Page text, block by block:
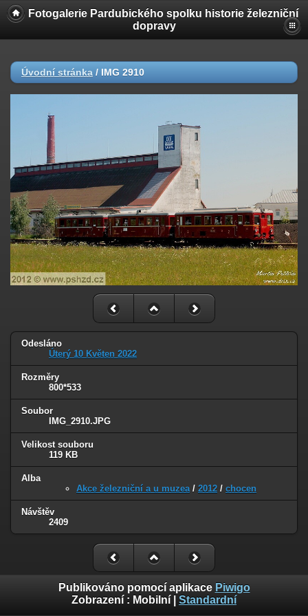
Fotogalerie Pardubického spolku historie železniční
dopravy
Úvodní stránka / IMG 2910
Odesláno
Úterý 10 Květen 2022
Rozměry
800*533
Soubor
IMG_2910.JPG
Velikost souboru
119 KB
Alba
Akce železniční a u muzea/ 2012 / chocen
Návštěv
2409
Publikováno pomocí aplikace Piwigo
Zobrazení : Mobilní Standardní